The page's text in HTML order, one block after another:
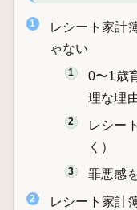
レシート家計
ゃない
0〜1歳
理な理
レシー
く）
罪悪感
レシート家計